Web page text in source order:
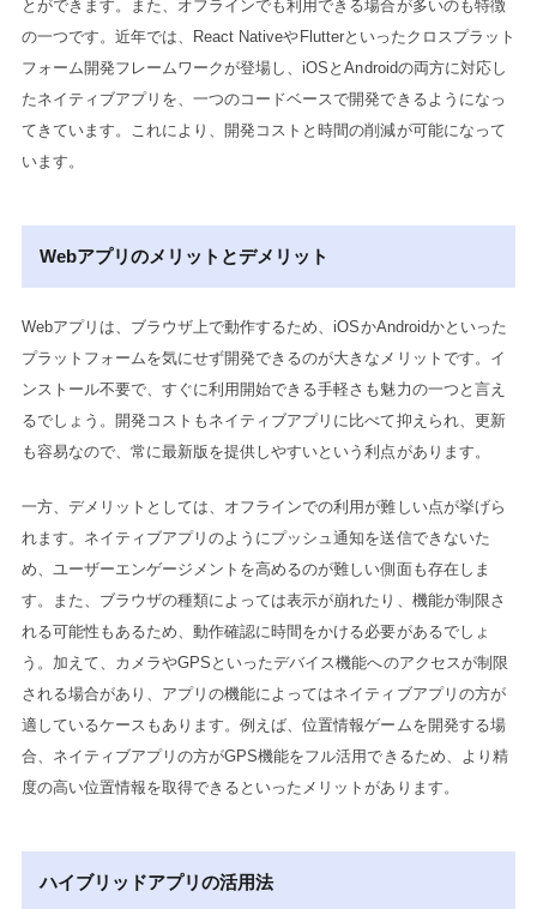
とができます。また、オフラインでも利用できる場合が多いのも特徴
の一つです。近年では、React NativeやFlutterといったクロスプラット
フォーム開発フレームワークが登場し、iOSとAndroidの両方に対応し
たネイティブアプリを、一つのコードベースで開発できるようになっ
てきています。これにより、開発コストと時間の削減が可能になって
います。
Webアプリのメリットとデメリット
Webアプリは、ブラウザ上で動作するため、iOSかAndroidかといった
プラットフォームを気にせず開発できるのが大きなメリットです。イ
ンストール不要で、すぐに利用開始できる手軽さも魅力の一つと言え
るでしょう。開発コストもネイティブアプリに比べて抑えられ、更新
も容易なので、常に最新版を提供しやすいという利点があります。
一方、デメリットとしては、オフラインでの利用が難しい点が挙げら
れます。ネイティブアプリのようにプッシュ通知を送信できないた
め、ユーザーエンゲージメントを高めるのが難しい側面も存在しま
す。また、ブラウザの種類によっては表示が崩れたり、機能が制限さ
れる可能性もあるため、動作確認に時間をかける必要があるでしょ
う。加えて、カメラやGPSといったデバイス機能へのアクセスが制限
される場合があり、アプリの機能によってはネイティブアプリの方が
適しているケースもあります。例えば、位置情報ゲームを開発する場
合、ネイティブアプリの方がGPS機能をフル活用できるため、より精
度の高い位置情報を取得できるといったメリットがあります。
ハイブリッドアプリの活用法